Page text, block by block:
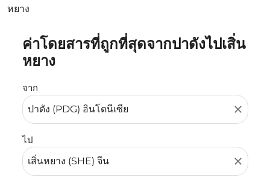
หยาง
ค่าโดยสารที่ถูกที่สุดจากปาดังไปเสิ่น
หยาง
จาก
close
ไป
close
ลองอัปเดตเส้นทางของคุณ (ต้นทางและ/หรือปลายทาง) หรื